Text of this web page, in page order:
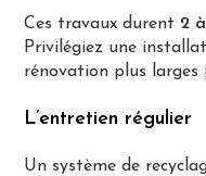
Ces travaux durent 2
Privilégiez une
rénovation plus larges
L’entretien régulier
Un système de